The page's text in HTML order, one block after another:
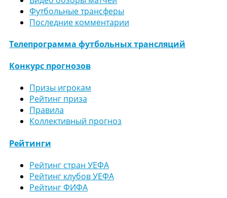
Футбольные трансферы
Последние комментарии
Телепрограмма футбольных трансляций
Конкурс прогнозов
Призы игрокам
Рейтинг приза
Правила
Коллективный прогноз
Рейтинги
Рейтинг стран УЕФА
Рейтинг клубов УЕФА
Рейтинг ФИФА